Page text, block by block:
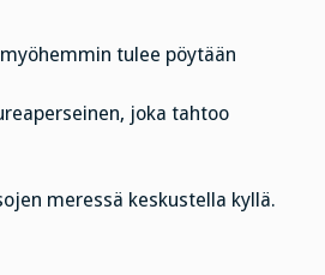
tulee pöytään
joka tahtoo
meressä keskustella kyllä.